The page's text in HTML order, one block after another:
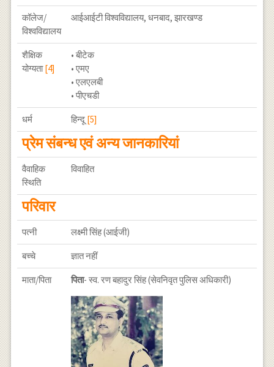
कॉलेज/
विश्वविद्यालय
आईआईटी विश्वविद्यालय, धनबाद, झारखण्ड
शैक्षिक
योग्यता[4]
• बीटेक
• एमए
• एलएलबी
• पीएचडी
धर्म हिन्दू [5]
प्रेम संबन्ध एवं अन्य जानकारियां
वैवाहिक
स्थिति
विवाहित
परिवार
पत्नी लक्ष्मी सिंह (आईजी)
बच्चे ज्ञात नहीं
माता/पिता पिता- स्व. रण बहादुर सिंह (सेवनिवृत पुलिस अधिकारी)